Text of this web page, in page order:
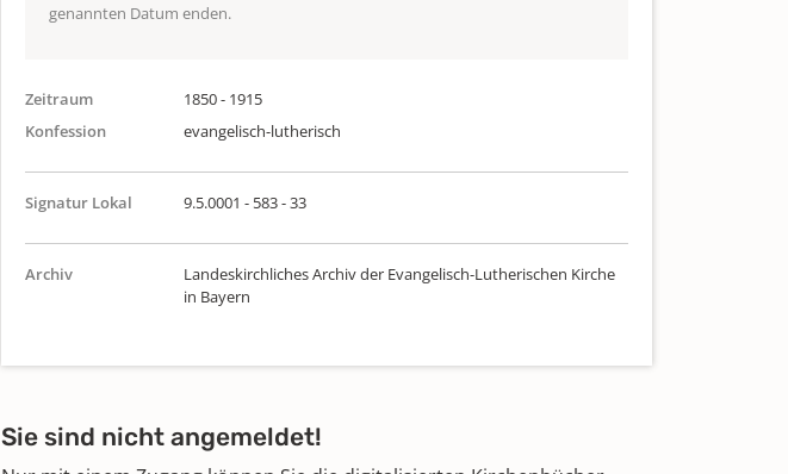
genannten Datum enden.
Zeitraum
1850 - 1915
Konfession
evangelisch-lutherisch
Signatur Lokal 9.5.0001 - 583 - 33
Archiv
Landeskirchliches Archiv der Evangelisch-Lutherischen Kirche
in Bayern
Sie sind nicht angemeldet!